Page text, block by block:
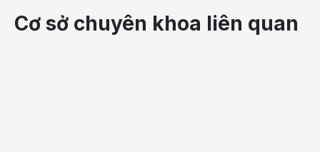
chỉ là ho khan, ho nhẹ. Càng về sau, mức độ ho
càng tăng: cơn ho tăng dần, ho có đờm, ho khi vận
Cơ sở chuyên khoa liên quan